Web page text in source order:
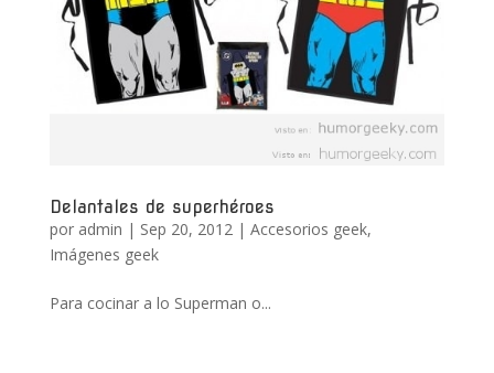
Delantales de superhéroes
por admin | Sep 20, 2012| Accesorios geek,
Imágenes geek
Para cocinar a lo Superman o...